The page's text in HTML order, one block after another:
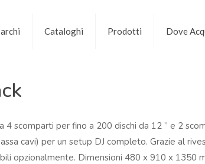
Cataloghi Prodotti Dove
scomparti per fino a 200 dischi da 12 ” e 2
cavi) per un setup DJ completo. Grazie al
opzionalmente. Dimensioni 480 x 910 x 1350